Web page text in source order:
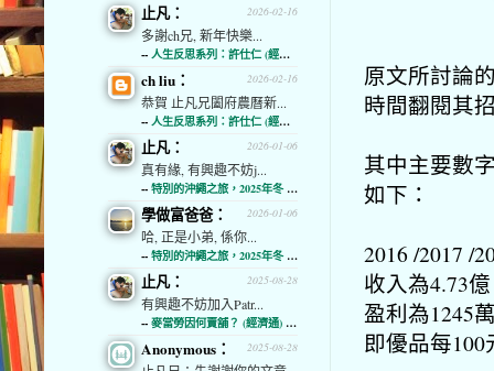
原文所討論
時間翻閱其
其中主要數
如下：
2016 /2017 /
收入為4.73
盈利為1245
即優品每100
2026-02-16
止凡：
多謝ch兄, 新年快樂...
-- 人生反思系列：許仕仁 (經濟通)
2026-02-16
ch liu：
恭賀 止凡兄闔府農曆新...
-- 人生反思系列：許仕仁 (經濟通)
2026-01-06
止凡：
真有緣, 有興趣不妨j...
-- 特別的沖繩之旅，2025年冬 (經濟通)
2026-01-06
學做富爸爸：
哈, 正是小弟, 係你...
-- 特別的沖繩之旅，2025年冬 (經濟通)
2025-08-28
止凡：
有興趣不妨加入Patr...
-- 麥當勞因何賣舖？ (經濟通) (略)
2025-08-28
Anonymous：